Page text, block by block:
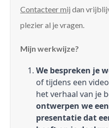
Contacteer mij dan
plezier al je vragen.
Mijn werkwijze?
We bespreken je
of tijdens een
het verhaal van je
ontwerpen we
presentatie dat